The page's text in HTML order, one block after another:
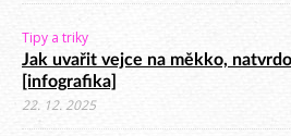
Tipy a triky
Jak uvařit vejce na měkko,
[infografika]
22. 12. 2025